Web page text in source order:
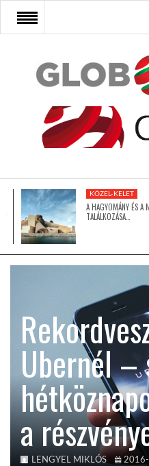
FŐOLDAL
AFRIKA
ÁZSIA
KÖZEL-KELET
AUSZTRÁLIA
A VILÁG ITTHON
KÖZEL-KELET
A HAGYOMÁNY ÉS A
TALÁLKOZÁSA…
Ubernél –
a
LENGYEL MIKLÓS